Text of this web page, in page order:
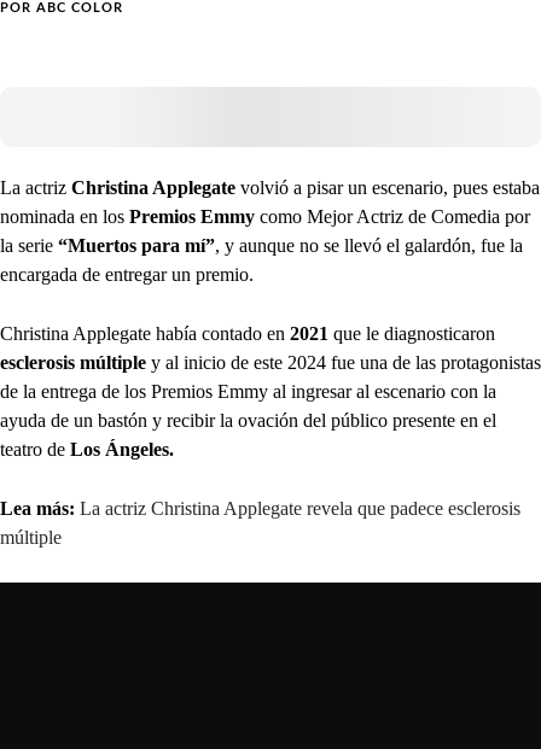
POR ABC COLOR
La actriz Christina Applegate volvió a pisar un escenario, pues estaba
nominada en los Premios Emmy como Mejor Actriz de Comedia por
la serie “Muertos para mí”, y aunque no se llevó el galardón, fue la
encargada de entregar un premio.
Christina Applegate había contado en 2021 que le diagnosticaron
esclerosis múltiple y al inicio de este 2024 fue una de las protagonistas
de la entrega de los Premios Emmy al ingresar al escenario con la
ayuda de un bastón y recibir la ovación del público presente en el
teatro de Los Ángeles.
Lea más: La actriz Christina Applegate revela que padece esclerosis
múltiple